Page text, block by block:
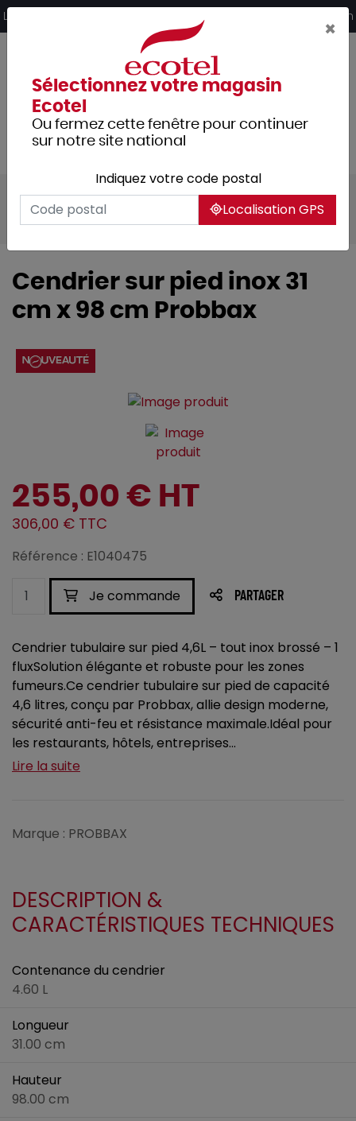
Livraison offerte dès 249€ HT d’achat et retrait 2h en magasin
Tous les produits
Hygiène et entretien
Collecte des déchets
Collecteurs
Cendrier sur pied inox 31
cm x 98 cm Probbax
255,00 € HT
306,00 € TTC
Référence : E1040475
Je commande PARTAGER
Cendrier tubulaire sur pied 4,6L – tout inox brossé – 1
fluxSolution élégante et robuste pour les zones
fumeurs.Ce cendrier tubulaire sur pied de capacité
4,6 litres, conçu par Probbax, allie design moderne,
sécurité anti-feu et résistance maximale.Idéal pour
les restaurants, hôtels, entreprises...
Lire la suite
Marque : PROBBAX
DESCRIPTION &
CARACTÉRISTIQUES TECHNIQUES
Contenance du cendrier
4.60 L
Longueur
31.00 cm
Hauteur
98.00 cm
×
Sélectionnez votre magasin
Ecotel
Ou fermez cette fenêtre pour continuer
sur notre site national
Indiquez votre code postal
Localisation GPS
Panneau de gestion des cookies